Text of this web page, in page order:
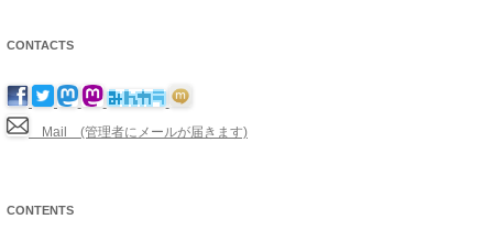
CONTACTS
Mail (管理者にメールが届きます)
CONTENTS